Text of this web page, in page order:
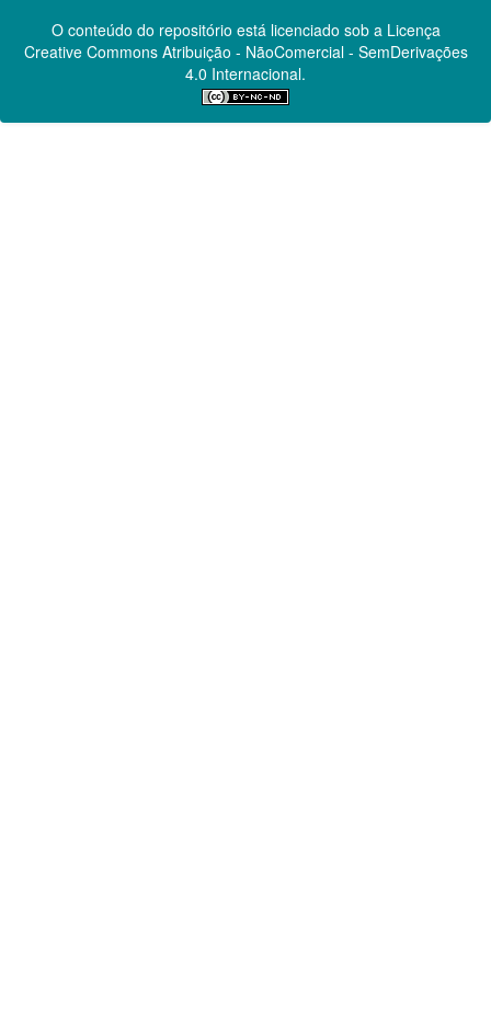
O conteúdo do repositório está licenciado sob a Licença
Creative CommonsAtribuição - NãoComercial - SemDerivações
4.0 Internacional.